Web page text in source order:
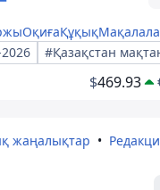
ОқиғаҚұқық
#Қазақстан
$469.93
жаңалықтар